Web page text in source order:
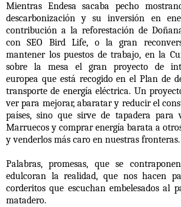
Mientras Endesa sacaba pecho
descarbonización y su inversión en
contribución a la reforestación de
con SEO Bird Life, o la gran
mantener los puestos de trabajo, en la
sobre la mesa el gran proyecto de
europea que está recogido en el Plan de
transporte de energía eléctrica. Un
ver para mejorar, abaratar y reducir el
países, sino que sirve de tapadera para
Marruecos y comprar energía barata a
y venderlos más caro en nuestras fronteras.
Palabras, promesas, que se
edulcoran la realidad, que nos hacen
corderitos que escuchan embelesados al
matadero.